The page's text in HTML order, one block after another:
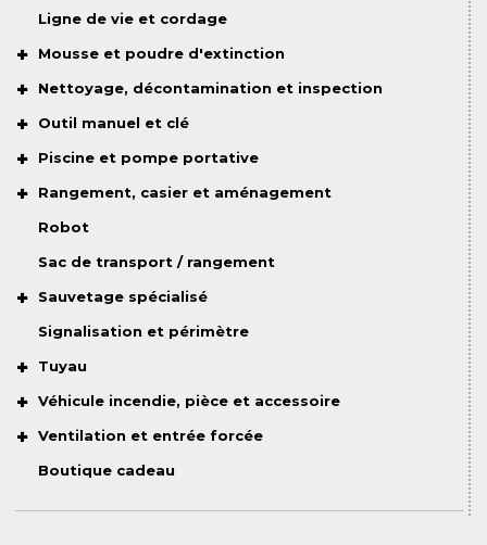
Ligne de vie et cordage
Mousse et poudre d'extinction
Nettoyage, décontamination et inspection
Outil manuel et clé
Piscine et pompe portative
Rangement, casier et aménagement
Robot
Sac de transport / rangement
Sauvetage spécialisé
Signalisation et périmètre
Tuyau
Véhicule incendie, pièce et accessoire
Ventilation et entrée forcée
Boutique cadeau